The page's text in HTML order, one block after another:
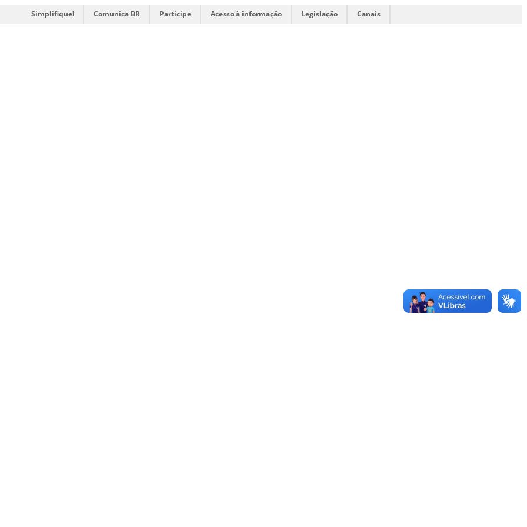
Simplifique! Comunica BR Participe Acesso à informação Legislação Canais